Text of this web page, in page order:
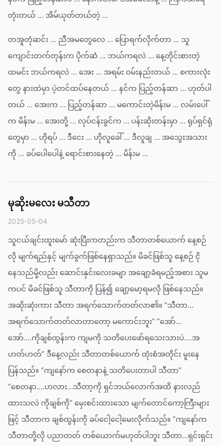
တုံးတယ် … အိမ်ယုတ်တယ်တဲ့ …
တအူတုံဆင်း … ညီအမတွေလေ … ပြောရက်လိုက်တာ … သူ
ကျောင်းတက်တုန်းက ပိုက်ဆံ … ဘယ်ကရလဲ … နေ့တိုင်းစားတဲ့
ထမင်း ဘယ်ကရလဲ … အေး … အရမ်း ဝမ်းနည်းတယ် … စကားလုံး
တွေ နားထဲမှာ ပဲ့တင်ထပ်နေတယ် … နင်က ပြည့်တန်ဆာ … ဟုတ်ပါ
တယ် … အေးက … ပြည့်တန်ဆာ … မကောင်းတဲ့မိန်းမ … လမ်းပေါ်
က မိန်းမ … အေးတို့ … လုပ်ငန်းခွင်က … ပန်းဆိုးတန်းမှာ … ရုပ်ရှင်ရုံ
တွေမှာ … ဟိုရပ် … ဒီငေး … ဟိုလူခေါ် … ဒီလူချ … အသွေးအသား
ကို … ခပ်ပေါပေါနဲ့ ရောင်းစားနေတဲ့ … မိန်းမ …
မုဆိုးမလေး မသီတာ
2025-05-04
သူငယ်ချင်းထူးမော် ဆုံးပြီးကတည်းက သီတာတစ်ယောက် နေ့စဉ်
လို မျက်ရည်နှင့် မျက်ခွက်ဖြစ်နေရှာသည်။ မိခင်ဖြစ်သူ နေ့စဉ် ငို
နေသည်မို့လည်း ဆောင်းနှင်းလေးခမျာ အချော့ခံရမည့်အစား သူမ
ကပင် မိခင်ဖြစ်သူ သီတာကို ပြန်၍ ချော့မော့ရမလို ဖြစ်နေသည်။
အဆိုးဆုံးကား သီတာ အရက်သောက်တတ်လာ၏။ “သီတာ…
အရက်သောက်တတ်လာတာတော့ မကောင်းဘူး” “အော်…
အော်….ကိုချစ်ထွန်းက ကျမကို သတိပေးဖော်ရသေးသားပဲ….အ
ဟတ်ဟတ်” ဒီနေ့လည်း သီတာတစ်ယောက် ထုံးစံအတိုင်း မူးနေ
ပြန်သည်။ “ကျနော်က စေတနာနဲ့ သတိပေးတာပါ သီတာ”
“စေတနာ….ဟလား…သီတာ့ကို ရှင်ဘယ်လောက်အထိ နားလည်
ထားသလဲ ကိုချစ်ကို” မှေးစင်းထားသော မျက်တောင်ကော့ကြီးများ
ဖြင့် သီတာက ချစ်ထွန်းကို ခပ်ငေါ့ငေါ့မေးလိုက်သည်။ “ကျနော်က
သီတာတို့လို ပညာတတ် တစ်ယောက်မဟုတ်ပါဘူး သီတာ…ရှင်းရှင်း